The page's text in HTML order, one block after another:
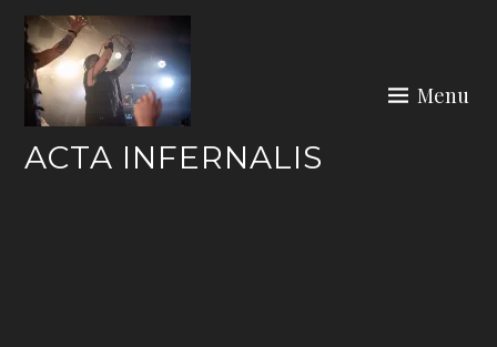
Skip
content
ACTA INFERNALIS
Menu